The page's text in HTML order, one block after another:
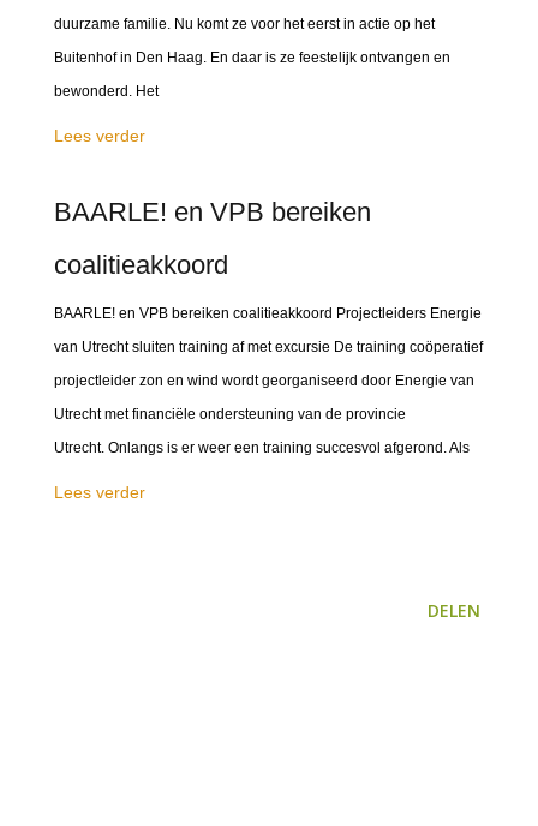
duurzame familie. Nu komt ze voor het eerst in actie op het
Buitenhof in Den Haag. En daar is ze feestelijk ontvangen en
bewonderd. Het
Lees verder
BAARLE! en VPB bereiken
coalitieakkoord
BAARLE! en VPB bereiken coalitieakkoord Projectleiders Energie
van Utrecht sluiten training af met excursie De training coöperatief
projectleider zon en wind wordt georganiseerd door Energie van
Utrecht met financiële ondersteuning van de provincie
Utrecht. Onlangs is er weer een training succesvol afgerond. Als
Lees verder
DELEN